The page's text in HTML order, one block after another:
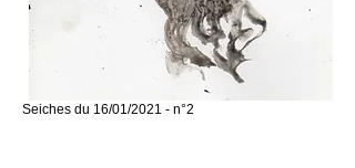
Seiches du 16/01/2021 - n°2